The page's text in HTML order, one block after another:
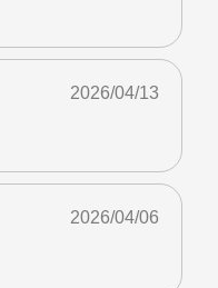
2026/04/13
2026/04/06